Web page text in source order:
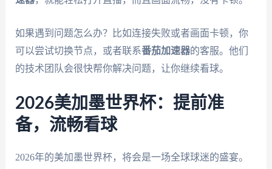
如果遇到问题怎么办？比如连接失败或者画面卡顿，你
可以尝试切换节点，或者联系番茄加速器的客服。他们
的技术团队会很快帮你解决问题，让你继续看球。
2026美加墨世界杯：提前准
备，流畅看球
2026年的美加墨世界杯，将会是一场全球球迷的盛宴。